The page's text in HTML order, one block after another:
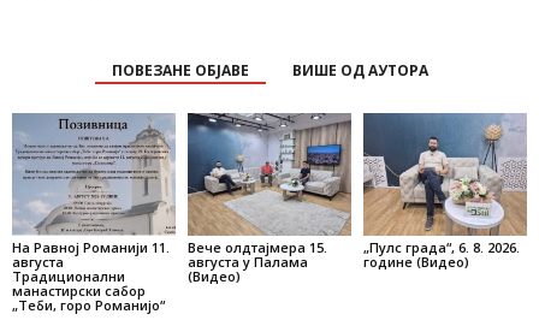
ПОВЕЗАНЕ ОБЈАВЕ ВИШЕ ОД АУТОРА
На Равној Романији 11.
августа
Традиционални
манастирски сабор
„Теби, горо Романијо“
Вече олдтајмера 15.
августа у Палама
(Видео)
„Пулс града“, 6. 8. 2026.
године (Видео)